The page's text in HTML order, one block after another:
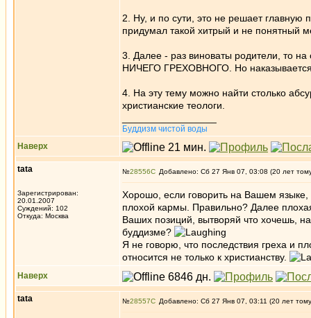
2. Ну, и по сути, это не решает главную
придумал такой хитрый и не понятный
3. Далее - раз виноваты родители, то
НИЧЕГО ГРЕХОВНОГО. Но наказывается
4. На эту тему можно найти столько
христианские теологи.
Буддизм чистой воды
Наверх
tata
Зарегистрирован:
20.01.2007
Суждений: 102
Откуда: Москва
№28556 Добавлено: Сб 27 Янв 07, 03:08 (20 лет
Хорошо, если говорить на Вашем языке,
плохой кармы. Правильно? Далее
Ваших позиций, вытворяй что хочешь,
буддизме?
Я не говорю, что последствия греха и
относится не только к христианству.
Наверх
tata №28557 Добавлено: Сб 27 Янв 07, 03:11 (20 лет